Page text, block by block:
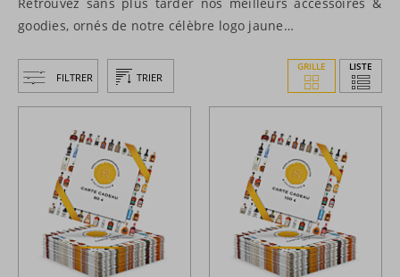
goodies, ornés de notre célèbre logo jaune…
FILTRER TRIER
GRILLE LISTE